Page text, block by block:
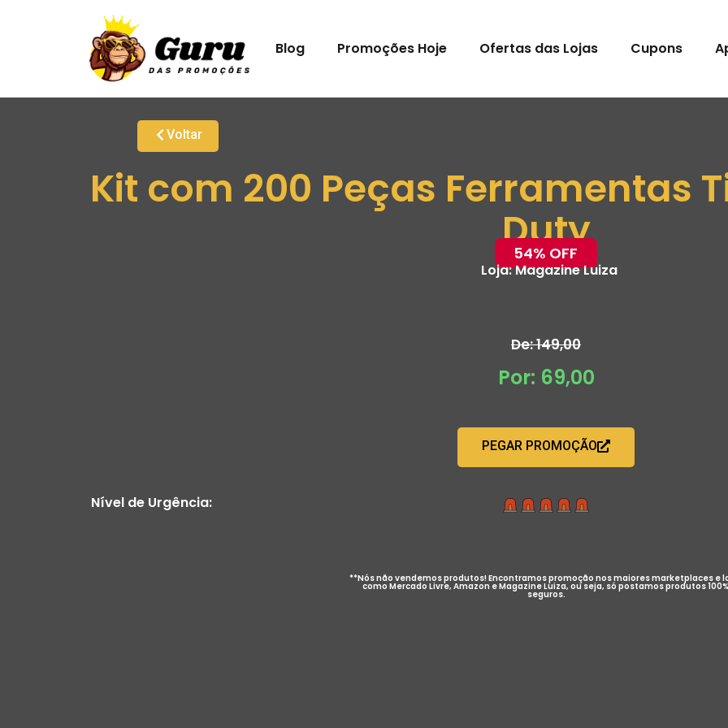
Blog Promoções Hoje Ofertas das Lojas Cupons
Voltar
Kit com 200 Peças Ferramentas
Duty
54% OFF
Loja:Magazine Luiza
De: 149,00
Por: 69,00
PEGAR PROMOÇÃO
Nível de Urgência:
**Nós não vendemos produtos! Encontramos promoção nos maiores marketplaces e
como Mercado Livre, Amazon e Magazine Luiza, ou seja, só postamos produtos 100%
seguros.